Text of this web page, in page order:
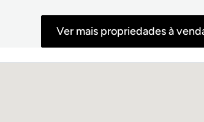
Ver mais propriedades à